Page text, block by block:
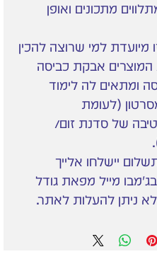
מתכונים ואופן
מיועדת למי שרוצה להכין
אבקת כביסה
ומתאים לה לימוד
(לעומת
של סדנת זום/
יישלחו אלייך
מייל מפאת גודל
ניתן להעלות לאתר.